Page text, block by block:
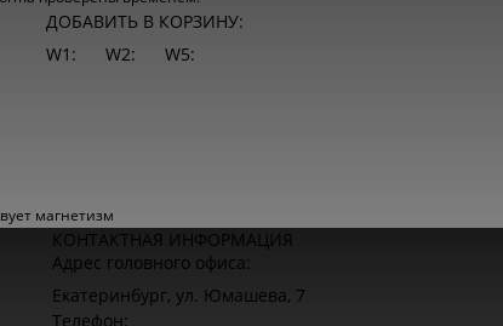
ДОБАВИТЬ В КОРЗИНУ:
W1:
W2: W5:
магнетизм
КОНТАКТНАЯ ИНФОРМАЦИЯ
Адрес головного офиса:
Екатеринбург, ул. Юмашева, 7
Телефон: